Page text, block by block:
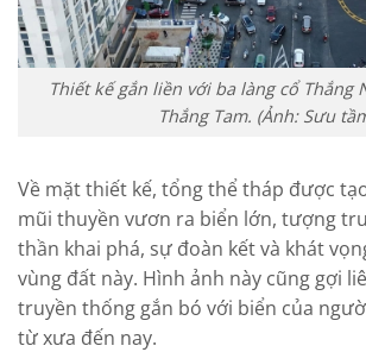
Thiết kế gắn liền với ba làng cổ Thắng
Thắng Tam. (Ảnh: Sưu
Về mặt thiết kế, tổng thể tháp được
mũi thuyền vươn ra biển lớn, tượng
thần khai phá, sự đoàn kết và khát
vùng đất này. Hình ảnh này cũng gợi
truyền thống gắn bó với biển của
từ xưa đến nay.